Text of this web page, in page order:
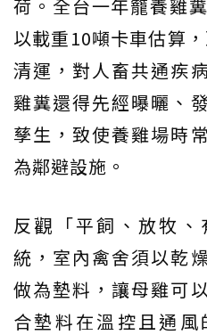
荷。全台一年籠養雞
以載重10噸卡車估算
清運，對人畜共通疾
雞糞還得先經曝曬、
孳生，致使養雞場時
為鄰避設施。
反觀「平飼、放牧
統，室內禽舍須以乾
做為墊料，讓母雞可
合墊料在溫控且通